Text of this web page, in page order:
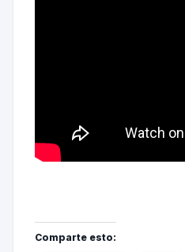
Comparte esto: